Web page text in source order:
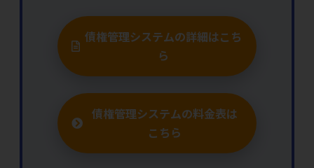
債権管理システムの詳細はこち
ら
債権管理システムの料金表は
こちら